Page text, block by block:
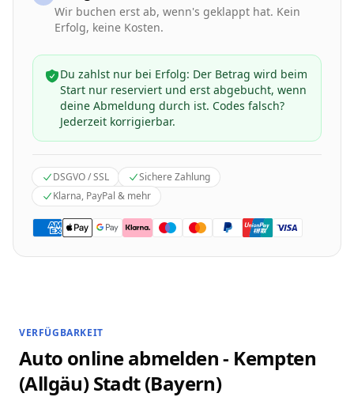
Wir buchen erst ab, wenn's geklappt hat. Kein
Erfolg, keine Kosten.
Du zahlst nur bei Erfolg: Der Betrag wird beim
Start nur reserviert und erst abgebucht, wenn
deine Abmeldung durch ist. Codes falsch?
Jederzeit korrigierbar.
DSGVO / SSL
Sichere Zahlung
Klarna, PayPal & mehr
VERFÜGBARKEIT
Auto online abmelden - Kempten
(Allgäu) Stadt (Bayern)